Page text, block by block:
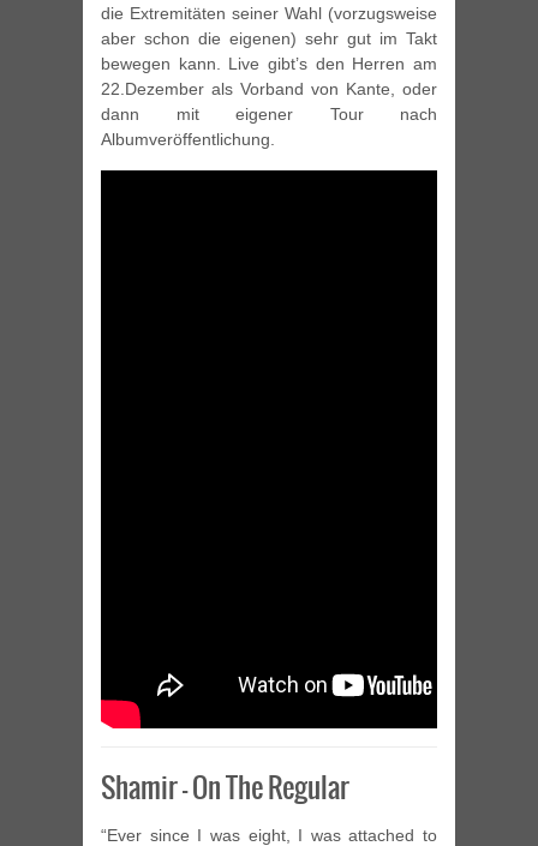
die Extremitäten seiner Wahl (vorzugsweise
aber schon die eigenen) sehr gut im Takt
bewegen kann. Live gibt’s den Herren am
22.Dezember als Vorband von Kante, oder
dann mit eigener Tour nach
Albumveröffentlichung.
Shamir – On The Regular
“Ever since I was eight, I was attached to